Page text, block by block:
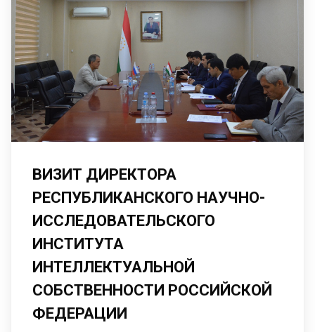
ВИЗИТ ДИРЕКТОРА
РЕСПУБЛИКАНСКОГО НАУЧНО-
ИССЛЕДОВАТЕЛЬСКОГО
ИНСТИТУТА
ИНТЕЛЛЕКТУАЛЬНОЙ
СОБСТВЕННОСТИ РОССИЙСКОЙ
ФЕДЕРАЦИИ